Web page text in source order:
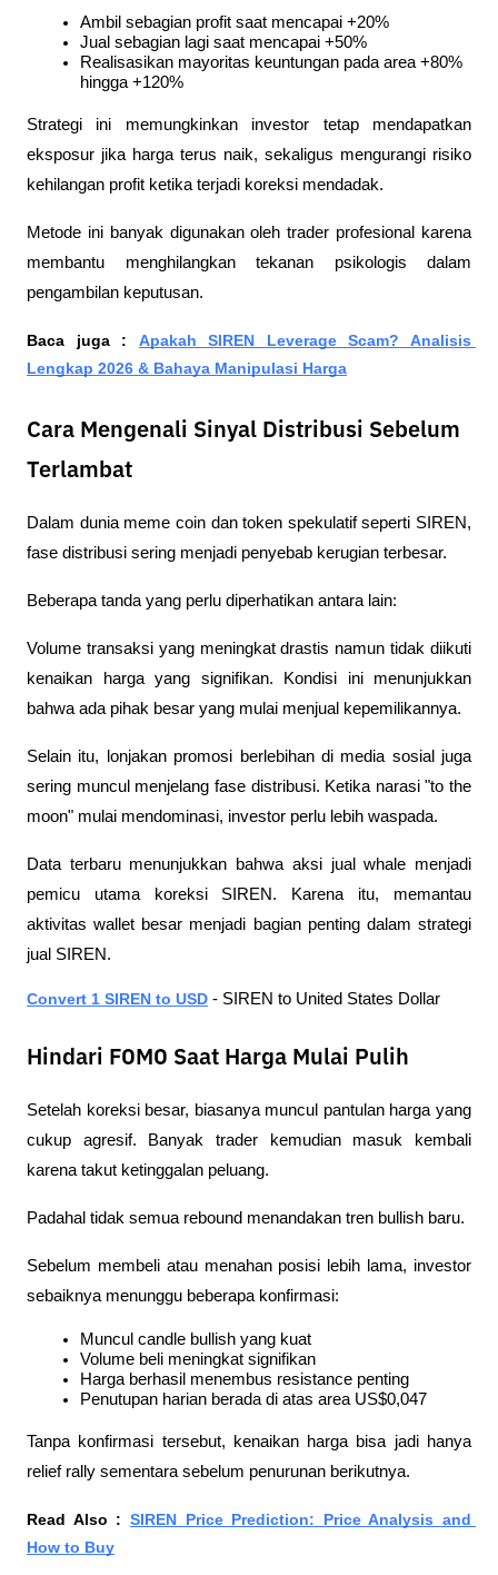
Ambil sebagian profit saat mencapai +20%
Jual sebagian lagi saat mencapai +50%
Realisasikan mayoritas keuntungan pada area +80%
hingga +120%
Strategi ini memungkinkan investor tetap mendapatkan
eksposur jika harga terus naik, sekaligus mengurangi risiko
kehilangan profit ketika terjadi koreksi mendadak.
Metode ini banyak digunakan oleh trader profesional karena
membantu menghilangkan tekanan psikologis dalam
pengambilan keputusan.
Baca juga : Apakah SIREN Leverage Scam? Analisis
Lengkap 2026 & Bahaya Manipulasi Harga
Cara Mengenali Sinyal Distribusi Sebelum
Terlambat
Dalam dunia meme coin dan token spekulatif seperti SIREN,
fase distribusi sering menjadi penyebab kerugian terbesar.
Beberapa tanda yang perlu diperhatikan antara lain:
Volume transaksi yang meningkat drastis namun tidak diikuti
kenaikan harga yang signifikan. Kondisi ini menunjukkan
bahwa ada pihak besar yang mulai menjual kepemilikannya.
Selain itu, lonjakan promosi berlebihan di media sosial juga
sering muncul menjelang fase distribusi. Ketika narasi "to the
moon" mulai mendominasi, investor perlu lebih waspada.
Data terbaru menunjukkan bahwa aksi jual whale menjadi
pemicu utama koreksi SIREN. Karena itu, memantau
aktivitas wallet besar menjadi bagian penting dalam strategi
jual SIREN.
Convert 1 SIREN to USD - SIREN to United States Dollar
Hindari FOMO Saat Harga Mulai Pulih
Setelah koreksi besar, biasanya muncul pantulan harga yang
cukup agresif. Banyak trader kemudian masuk kembali
karena takut ketinggalan peluang.
Padahal tidak semua rebound menandakan tren bullish baru.
Sebelum membeli atau menahan posisi lebih lama, investor
sebaiknya menunggu beberapa konfirmasi:
Muncul candle bullish yang kuat
Volume beli meningkat signifikan
Harga berhasil menembus resistance penting
Penutupan harian berada di atas area US$0,047
Tanpa konfirmasi tersebut, kenaikan harga bisa jadi hanya
relief rally sementara sebelum penurunan berikutnya.
Read Also : SIREN Price Prediction: Price Analysis and
How to Buy